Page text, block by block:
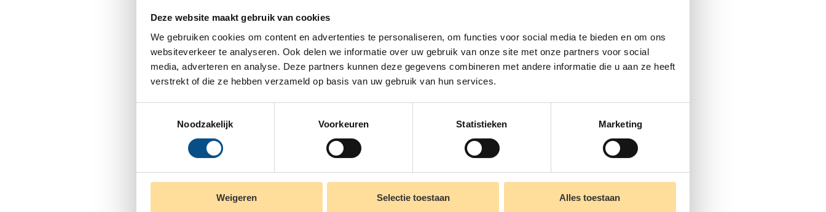
Deze website maakt gebruik van cookies
We gebruiken cookies om content en advertenties te personaliseren, om functies voor social media te bieden en om ons
websiteverkeer te analyseren. Ook delen we informatie over uw gebruik van onze site met onze partners voor social
media, adverteren en analyse. Deze partners kunnen deze gegevens combineren met andere informatie die u aan ze heeft
verstrekt of die ze hebben verzameld op basis van uw gebruik van hun services.
Noodzakelijk
Voorkeuren Statistieken Marketing
Weigeren Selectie toestaan Alles toestaan